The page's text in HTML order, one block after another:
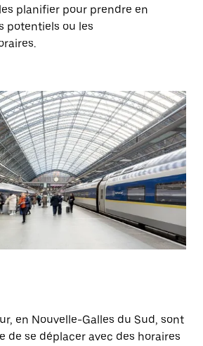
planifier pour prendre en
potentiels ou les
en Nouvelle-Galles du Sud, sont
de se déplacer avec des horaires